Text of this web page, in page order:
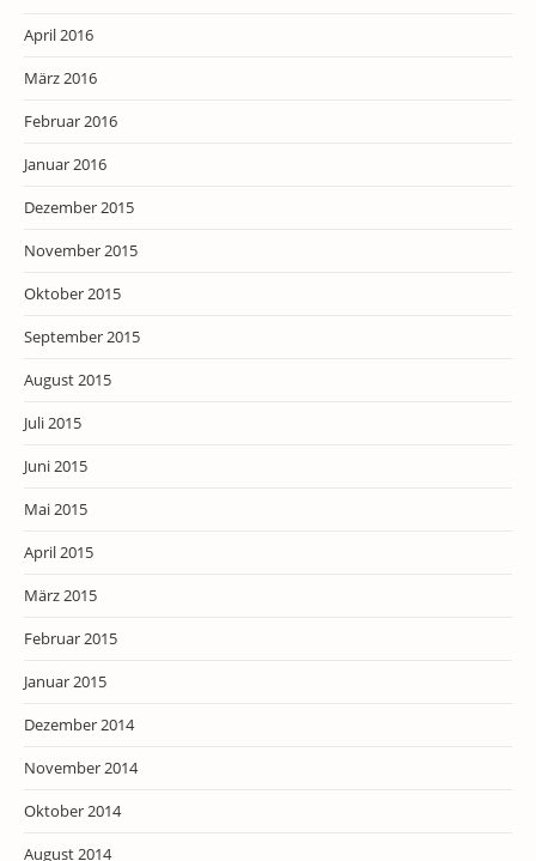
April 2016
März 2016
Februar 2016
Januar 2016
Dezember 2015
November 2015
Oktober 2015
September 2015
August 2015
Juli 2015
Juni 2015
Mai 2015
April 2015
März 2015
Februar 2015
Januar 2015
Dezember 2014
November 2014
Oktober 2014
August 2014